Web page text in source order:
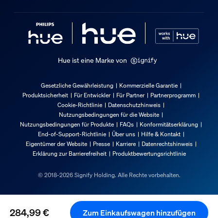
284,99 € Zum Einkaufswagen hinzufügen
Packmaße und Gewicht
EAN/UPC - Produkt
8720169263055
Bruttogewicht
Höhe
388 mm
Länge
Material-Nummer (12NC)
Hue ist eine Marke von
Gesetzliche Gewährleistung
Kommerzielle Garantie
Produktsicherheit
Für Entwickler Für Partner
Partnerprogramm
Cookie-Richtlinie
Datenschutzhinweis
Nutzungsbedingungen für die Website
Nutzungsbedingungen für Produkte
FAQs
Konformitätserklärung
End-of-Support-Richtlinie
Über uns
Hilfe & Kontakt
Eigentümer der Website
Presse Karriere
Datenrechtshinweis
Erklärung zur Barrierefreiheit
Produktbewertungsrichtlinie
© 2018-2026 Signify Holding. Alle Rechte vorbehalten.